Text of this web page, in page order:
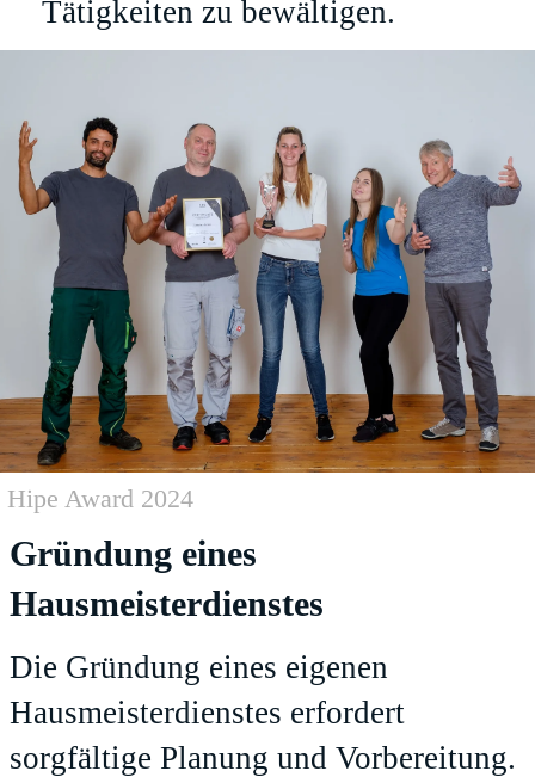
Tätigkeiten zu bewältigen.
Hipe Award 2024
Gründung eines
Hausmeisterdienstes
Die Gründung eines eigenen
Hausmeisterdienstes erfordert
sorgfältige Planung und Vorbereitung.